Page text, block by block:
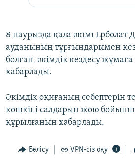
8 наурызда қала әкімі Ерболат
ауданының тұрғындарымен
болған, әкімдік кездесу
хабарлады.
Әкімдік оқиғаның себептерін
көшкіні салдарын жою
құрылғанын хабарлады.
Бөлісу VPN-сіз оқу